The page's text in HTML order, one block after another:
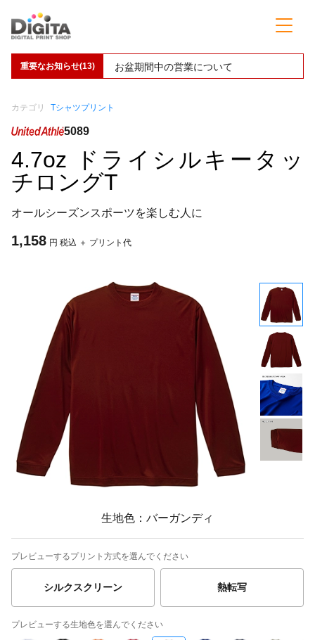
重要なお知らせ(13) お盆期間中の営業について
カテゴリ Tシャツプリント
5089
4.7oz ドライシルキータッ
チロングT
オールシーズンスポーツを楽しむ人に
1,158 円 税込 ＋ プリント代
生地色：バーガンディ
プレビューするプリント方式を選んでください
シルクスクリーン 熱転写
プレビューする生地色を選んでください